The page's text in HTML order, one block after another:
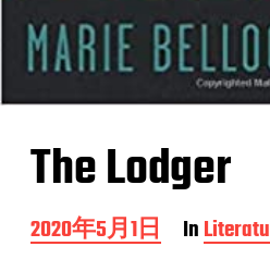
The Lodger
P
o
2020年5月1日 In